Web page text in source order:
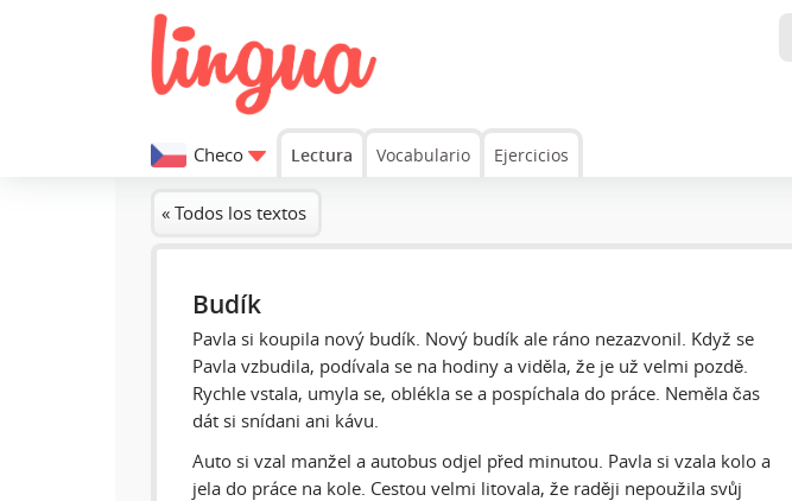
Checo Lectura Vocabulario Ejercicios
« Todos los textos
Budík
Pavla si koupila nový budík. Nový budík ale ráno nezazvonil. Když se
Pavla vzbudila, podívala se na hodiny a viděla, že je už velmi pozdě.
Rychle vstala, umyla se, oblékla se a pospíchala do práce. Neměla čas
dát si snídani ani kávu.
Auto si vzal manžel a autobus odjel před minutou. Pavla si vzala kolo a
jela do práce na kole. Cestou velmi litovala, že raději nepoužila svůj